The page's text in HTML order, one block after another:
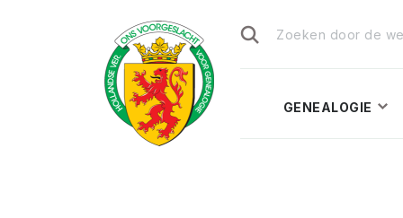
naar:
GENEALOGIE